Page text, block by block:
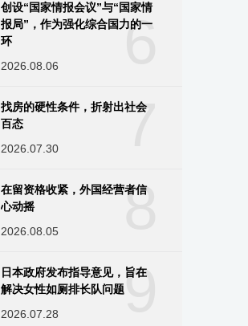
6
创设“国家情报会议”与“国家情
报局”，作为强化综合国力的一
环
2026.08.06
7
找房的硬性条件，折射出社会
百态
2026.07.30
8
在留资格收紧，外国经营者信
心动摇
2026.08.05
9
日本政府发布指导意见，旨在
解决女性如厕排长队问题
2026.07.28